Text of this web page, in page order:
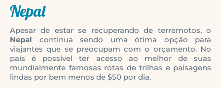
Nepal
Apesar de estar se recuperando de terremotos, o
Nepal continua sendo uma ótima opção para
viajantes que se preocupam com o orçamento. No
país é possível ter acesso ao melhor de suas
mundialmente famosas rotas de trilhas e paisagens
lindas por bem menos de $50 por dia.